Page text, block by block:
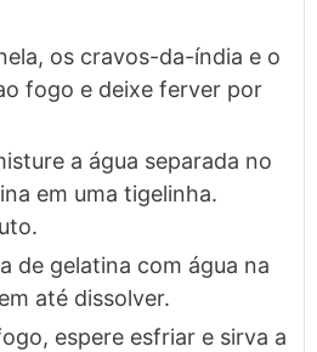
os cravos-da-índia e o
fogo e deixe ferver por
a água separada no
em uma tigelinha.
de gelatina com água na
até dissolver.
espere esfriar e sirva a